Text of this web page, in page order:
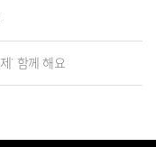
’ 함께 해요